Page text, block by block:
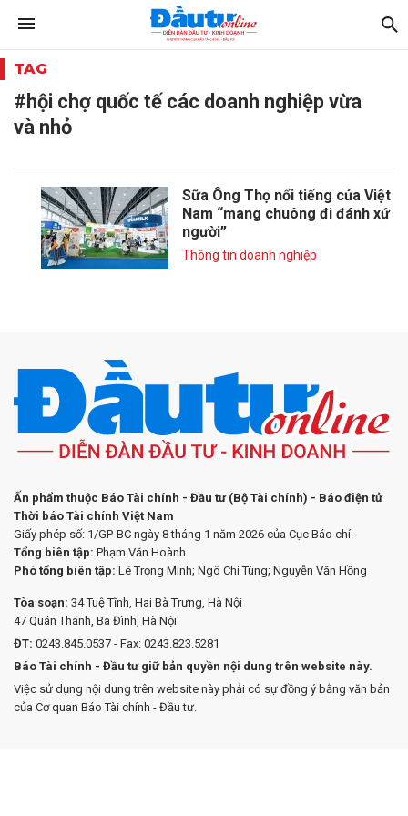
TAG
#hội chợ quốc tế các doanh nghiệp vừa
và nhỏ
Sữa Ông Thọ nổi tiếng của Việt
Nam “mang chuông đi đánh xứ
người”
Thông tin doanh nghiệp
Ấn phẩm thuộc Báo Tài chính - Đầu tư (Bộ Tài chính) - Báo điện tử
Thời báo Tài chính Việt Nam
Giấy phép số: 1/GP-BC ngày 8 tháng 1 năm 2026 của Cục Báo chí.
Tổng biên tập: Phạm Văn Hoành
Phó tổng biên tập: Lê Trọng Minh; Ngô Chí Tùng; Nguyễn Văn Hồng
Tòa soạn: 34 Tuệ Tĩnh, Hai Bà Trưng, Hà Nội
47 Quán Thánh, Ba Đình, Hà Nội
ĐT: 0243.845.0537 - Fax: 0243.823.5281
Báo Tài chính - Đầu tư giữ bản quyền nội dung trên website này.
Việc sử dụng nội dung trên website này phải có sự đồng ý bằng văn bản
của Cơ quan Báo Tài chính - Đầu tư.